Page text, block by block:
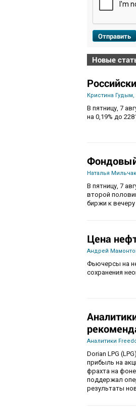
Отправить
Новые
Кристина
В пятницу, 7
на 0,19% до
Наталья
В пятницу, 7
второй
биржи к
Цена
Андрей
Фьючерсы на
сохранения
Аналитики
Dorian LPG
прибыль на
фрахта на
поддержал
результаты